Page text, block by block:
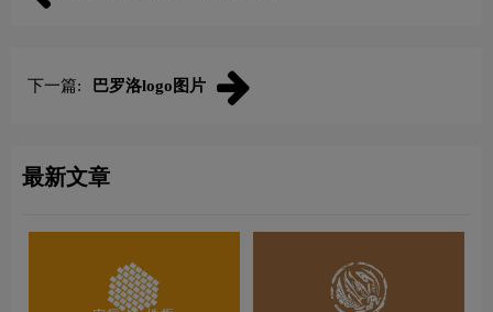
下一篇: 巴罗洛logo图片
最新文章